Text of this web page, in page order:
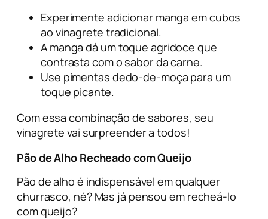
Experimente adicionar manga em cubos
ao vinagrete tradicional.
A manga dá um toque agridoce que
contrasta com o sabor da carne.
Use pimentas dedo-de-moça para um
toque picante.
Com essa combinação de sabores, seu
vinagrete vai surpreender a todos!
Pão de Alho Recheado com Queijo
Pão de alho é indispensável em qualquer
churrasco, né? Mas já pensou em recheá-lo
com queijo?